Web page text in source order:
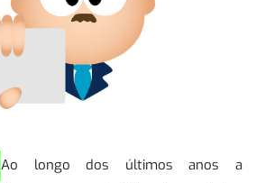
Ao longo dos últimos anos a